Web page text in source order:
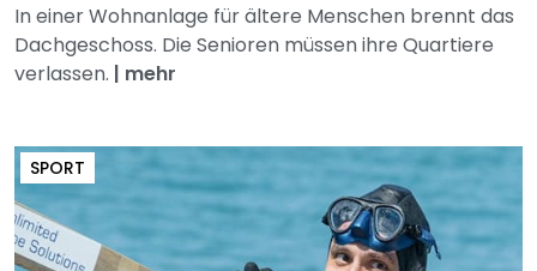
In einer Wohnanlage für ältere Menschen brennt das
Dachgeschoss. Die Senioren müssen ihre Quartiere
verlassen. | mehr
SPORT